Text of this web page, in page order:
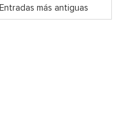
Entradas más antiguas